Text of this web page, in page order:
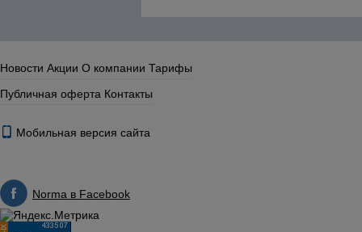
Новости Акции О компании Тарифы
Публичная оферта Контакты
Мобильная версия сайта
Norma в Facebook